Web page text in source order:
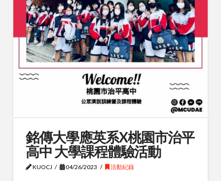
銘傳大學應英系X桃園市治平
高中 大學課程體驗活動
KUOCJ 04/26/2023 活動紀錄